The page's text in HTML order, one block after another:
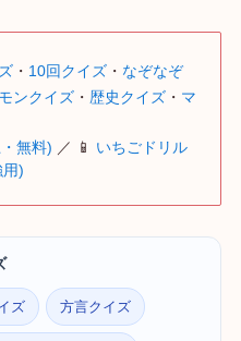
・ 10回クイズ ・ なぞなぞ
ンクイズ ・ 歴史クイズ ・ マ
無料) ／ 📱 いちごドリル
)
ズ 方言クイズ